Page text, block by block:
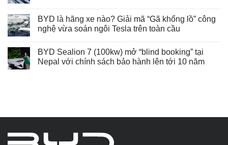
BYD là hãng xe nào? Giải mã “Gã khổng lồ” công
nghệ vừa soán ngôi Tesla trên toàn cầu
BYD Sealion 7 (100kw) mở “blind booking” tại
Nepal với chính sách bảo hành lên tới 10 năm